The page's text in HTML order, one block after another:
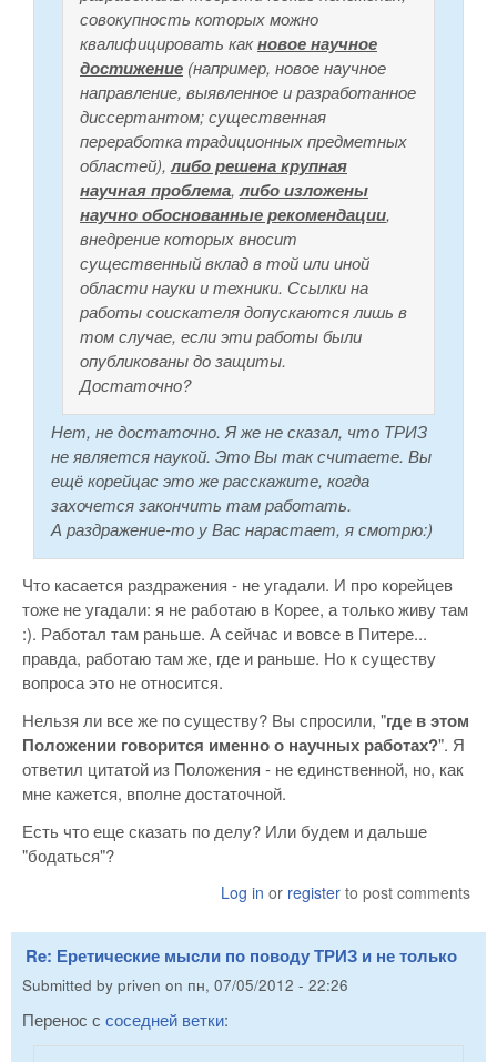
совокупность которых можно
квалифицировать какновое научное
достижение (например, новое научное
направление, выявленное и разработанное
диссертантом; существенная
переработка традиционных предметных
областей),либо решена крупная
научная проблема,либо изложены
научно обоснованные рекомендации,
внедрение которых вносит
существенный вклад в той или иной
области науки и техники. Ссылки на
работы соискателя допускаются лишь в
том случае, если эти работы были
опубликованы до защиты.
Достаточно?
Нет, не достаточно. Я же не сказал, что ТРИЗ
не является наукой. Это Вы так считаете. Вы
ещё корейцас это же расскажите, когда
захочется закончить там работать.
А раздражение-то у Вас нарастает, я смотрю:)
Что касается раздражения - не угадали. И про корейцев
тоже не угадали: я не работаю в Корее, а только живу там
:). Работал там раньше. А сейчас и вовсе в Питере...
правда, работаю там же, где и раньше. Но к существу
вопроса это не относится.
Нельзя ли все же по существу? Вы спросили, "где в этом
Положении говорится именно о научных работах?". Я
ответил цитатой из Положения - не единственной, но, как
мне кажется, вполне достаточной.
Есть что еще сказать по делу? Или будем и дальше
"бодаться"?
Log in or register to post comments
Re: Еретические мысли по поводу ТРИЗ и не только
Submitted by priven on пн, 07/05/2012 - 22:26
Перенос с соседней ветки: